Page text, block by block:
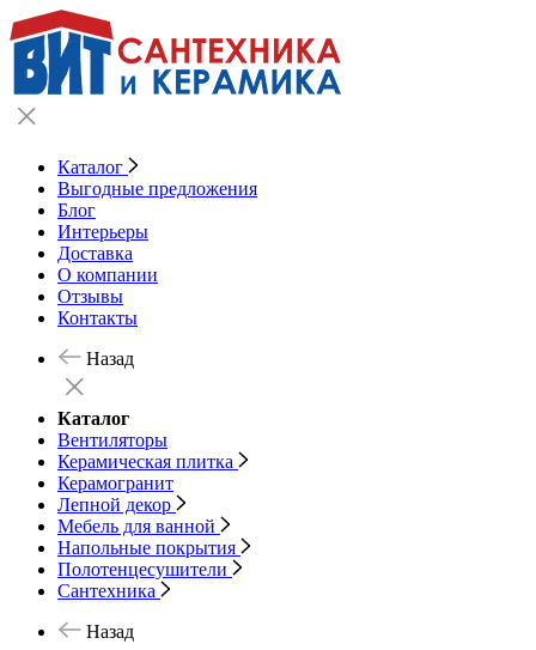
Каталог
Выгодные предложения
Блог
Интерьеры
Доставка
О компании
Отзывы
Контакты
Назад
Каталог
Вентиляторы
Керамическая плитка
Керамогранит
Лепной декор
Мебель для ванной
Напольные покрытия
Полотенцесушители
Сантехника
Назад